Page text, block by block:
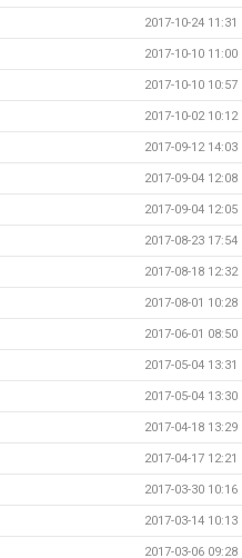
2017-10-24 11:31
2017-10-10 11:00
2017-10-10 10:57
2017-10-02 10:12
2017-09-12 14:03
2017-09-04 12:08
2017-09-04 12:05
2017-08-23 17:54
2017-08-18 12:32
2017-08-01 10:28
2017-06-01 08:50
2017-05-04 13:31
2017-05-04 13:30
2017-04-18 13:29
2017-04-17 12:21
2017-03-30 10:16
2017-03-14 10:13
2017-03-06 09:28